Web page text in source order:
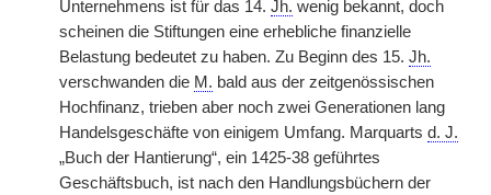
Unternehmens ist für das 14. Jh. wenig bekannt, doch
scheinen die Stiftungen eine erhebliche finanzielle
Belastung bedeutet zu haben. Zu Beginn des 15. Jh.
verschwanden die M. bald aus der zeitgenössischen
Hochfinanz, trieben aber noch zwei Generationen lang
Handelsgeschäfte von einigem Umfang. Marquarts d. J.
„Buch der Hantierung“, ein 1425-38 geführtes
Geschäftsbuch, ist nach den Handlungsbüchern der